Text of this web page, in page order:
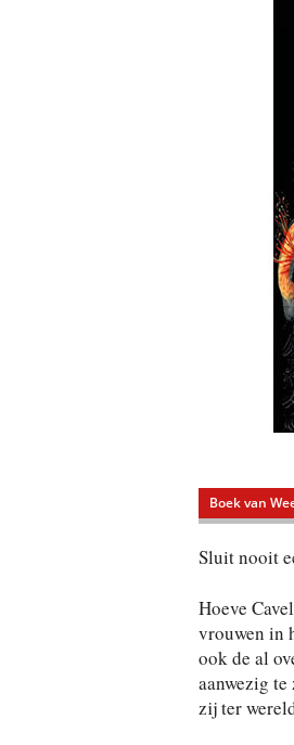
Boek van
Sluit nooit
Hoeve
vrouwen in
ook de al
aanwezig
zij ter